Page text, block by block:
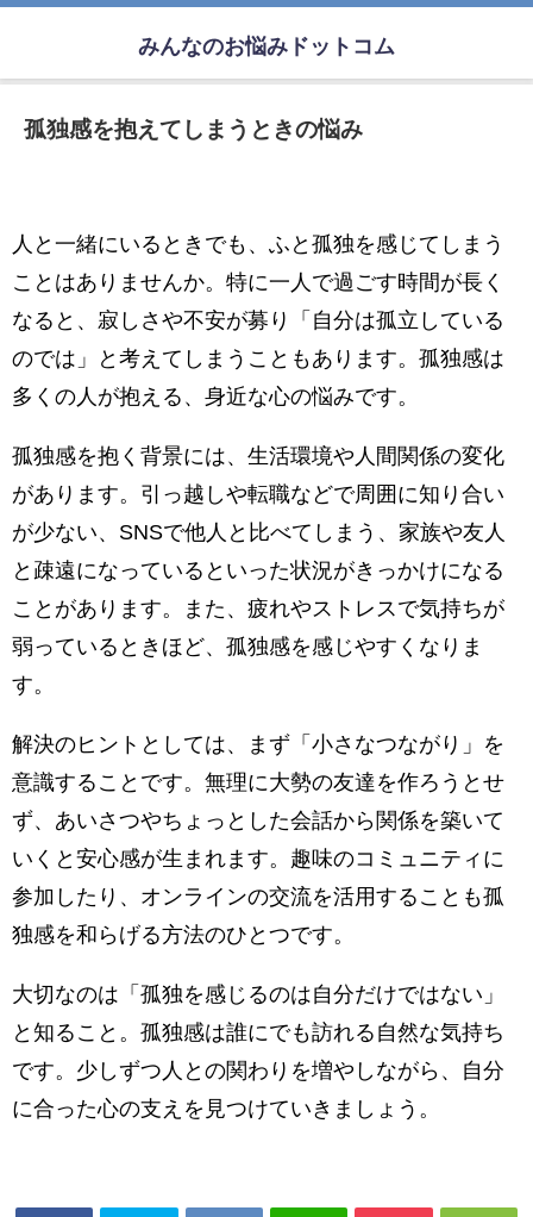
みんなのお悩みドットコム
孤独感を抱えてしまうときの悩み
人と一緒にいるときでも、ふと孤独を感じてしまう
ことはありませんか。特に一人で過ごす時間が長く
なると、寂しさや不安が募り「自分は孤立している
のでは」と考えてしまうこともあります。孤独感は
多くの人が抱える、身近な心の悩みです。
孤独感を抱く背景には、生活環境や人間関係の変化
があります。引っ越しや転職などで周囲に知り合い
が少ない、SNSで他人と比べてしまう、家族や友人
と疎遠になっているといった状況がきっかけになる
ことがあります。また、疲れやストレスで気持ちが
弱っているときほど、孤独感を感じやすくなりま
す。
解決のヒントとしては、まず「小さなつながり」を
意識することです。無理に大勢の友達を作ろうとせ
ず、あいさつやちょっとした会話から関係を築いて
いくと安心感が生まれます。趣味のコミュニティに
参加したり、オンラインの交流を活用することも孤
独感を和らげる方法のひとつです。
大切なのは「孤独を感じるのは自分だけではない」
と知ること。孤独感は誰にでも訪れる自然な気持ち
です。少しずつ人との関わりを増やしながら、自分
に合った心の支えを見つけていきましょう。